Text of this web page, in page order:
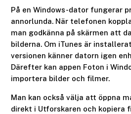
På en Windows-dator fungerar
annorlunda. När telefonen
man godkänna på skärmen att
bilderna. Om iTunes är
versionen känner datorn igen
Därefter kan appen Foton i
importera bilder och filmer.
Man kan också välja att öppna
direkt i Utforskaren och kopiera